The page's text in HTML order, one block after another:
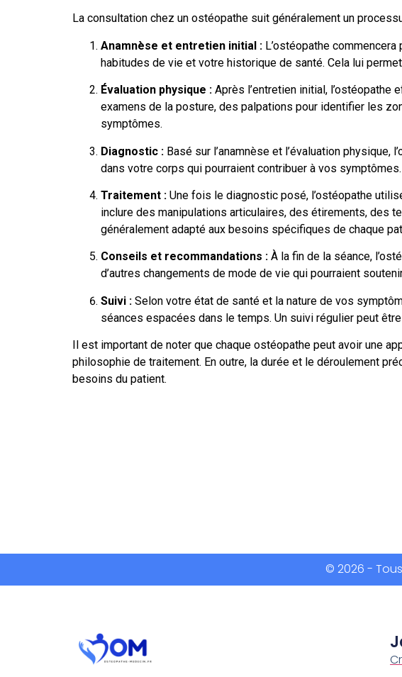
La consultation chez un ostéopathe suit généralement un
Anamnèse et entretien initial : L’ostéopathe
habitudes de vie et votre historique de santé. Cela lui
Évaluation physique : Après l’entretien initial,
examens de la posture, des palpations pour identifier les
symptômes.
Diagnostic : Basé sur l’anamnèse et l’évaluation
dans votre corps qui pourraient contribuer à vos symptômes.
Traitement : Une fois le diagnostic posé, l’ostéopathe
inclure des manipulations articulaires, des étirements, des
généralement adapté aux besoins spécifiques de chaque
Conseils et recommandations : À la fin de la séance,
d’autres changements de mode de vie qui pourraient
Suivi : Selon votre état de santé et la nature de vos
séances espacées dans le temps. Un suivi régulier peut
Il est important de noter que chaque ostéopathe peut avoir une
philosophie de traitement. En outre, la durée et le déroulement
besoins du patient.
© 2026 -